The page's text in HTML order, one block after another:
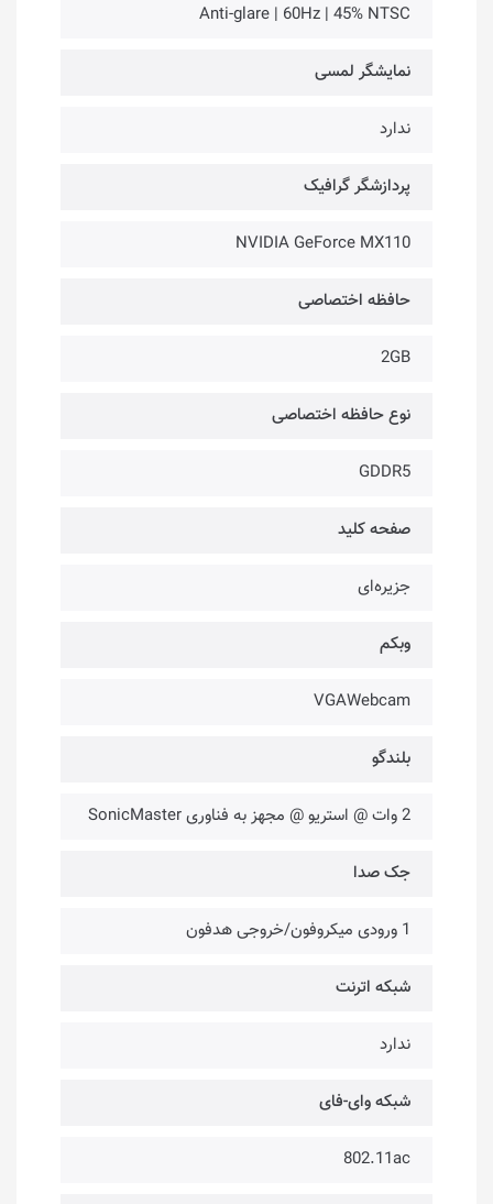
Anti-glare | 60Hz | 45% NTSC
نمایشگر لمسی
ندارد
پردازشگر گرافیک
NVIDIA GeForce MX110
حافظه اختصاصی
2GB
نوع حافظه اختصاصی
GDDR5
صفحه کلید
جزیره‌ای
وبکم
VGAWebcam
بلندگو
2 وات @ استریو @ مجهز به فناوری SonicMaster
جک صدا
1 ورودی میکروفون/خروجی هدفون
شبکه اترنت
ندارد
شبکه وای-فای
802.11ac